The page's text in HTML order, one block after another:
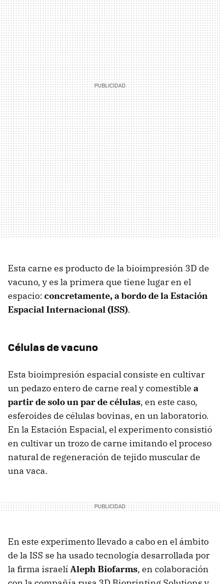
Esta carne es producto de la bioimpresión 3D de
vacuno, y es la primera que tiene lugar en el
espacio: concretamente, a bordo de la Estación
Espacial Internacional (ISS).
Células de vacuno
Esta bioimpresión espacial consiste en cultivar
un pedazo entero de carne real y comestible a
partir de solo un par de células, en este caso,
esferoides de células bovinas, en un laboratorio.
En la Estación Espacial, el experimento consistió
en cultivar un trozo de carne imitando el proceso
natural de regeneración de tejido muscular de
una vaca.
En este experimento llevado a cabo en el ámbito
de la ISS se ha usado tecnología desarrollada por
la firma israelí Aleph Biofarms, en colaboración